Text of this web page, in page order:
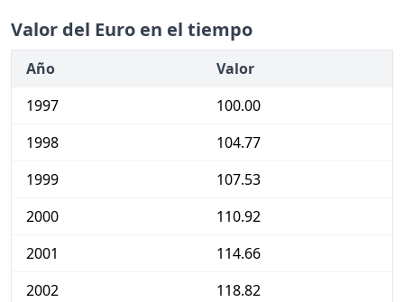
Valor del Euro en el tiempo
Año
Valor
1997
100.00
1998
104.77
1999
107.53
2000
110.92
2001
114.66
2002
118.82